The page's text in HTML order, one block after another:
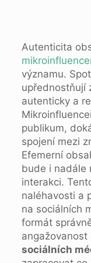
Autenticita
významu.
upřednostňují
autenticky a
publikum,
spojení mezi
Efemerní
bude i nadále
interakci.
naléhavosti a
na sociálních
formát
angažovanost
sociálních